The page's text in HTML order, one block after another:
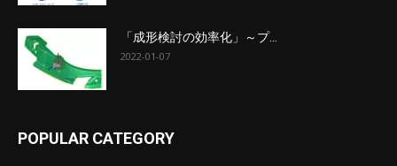
「成形検討の効率化」～プ...
2022-01-07
POPULAR CATEGORY